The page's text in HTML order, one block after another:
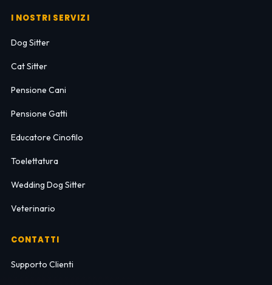
I NOSTRI SERVIZI
Dog Sitter
Cat Sitter
Pensione Cani
Pensione Gatti
Educatore Cinofilo
Toelettatura
Wedding Dog Sitter
Veterinario
CONTATTI
Supporto Clienti